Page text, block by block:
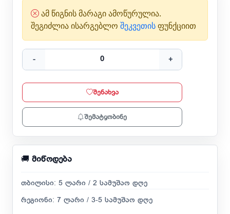
ამ წიგნის მარაგი ამოწურულია.
შეგიძლია ისარგებლო შეკვეთისფუნქციით
- +
შენახვა
შემატყობინე
🚚 მიწოდება
თბილისი: 5 ლარი / 2 სამუშაო დღე
რეგიონი: 7 ლარი / 3-5 სამუშაო დღე